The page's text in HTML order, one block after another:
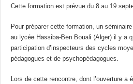
Cette formation est prévue du 8 au 19
Pour préparer cette formation, un
au lycée Hassiba-Ben Bouali (Alger) il y a
participation d’inspecteurs des cycles
pédagogues et de psychopédagogues.
Lors de cette rencontre, dont l’ouverture a